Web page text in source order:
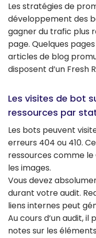
Les stratégies de
développement des
gagner du trafic plus
page. Quelques
articles de blog
disposent d’un Fresh
Les visites de bot
ressources par
Les bots peuvent
erreurs 404 ou 410.
ressources comme le
les images.
Vous devez
durant votre audit.
liens internes peut
Au cours d’un audit,
notes sur les